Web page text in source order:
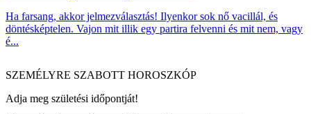
Ha farsang, akkor jelmezválasztás! Ilyenkor sok nő vacillál, és
döntésképtelen. Vajon mit illik egy partira felvenni és mit nem, vagy
é...
SZEMÉLYRE SZABOTT HOROSZKÓP
Adja meg születési időpontját!